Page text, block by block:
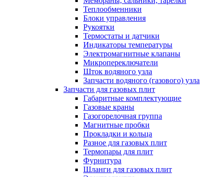
Теплообменники
Блоки управления
Рукоятки
Термостаты и датчики
Индикаторы температуры
Электромагнитные клапаны
Микропереключатели
Шток водяного узла
Запчасти водяного (газового) узла
Запчасти для газовых плит
Габаритные комплектующие
Газовые краны
Газогорелочная группа
Магнитные пробки
Прокладки и кольца
Разное для газовых плит
Термопары для плит
Фурнитура
Шланги для газовых плит